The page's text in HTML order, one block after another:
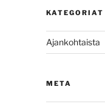
KATEGORIAT
Ajankohtaista
META